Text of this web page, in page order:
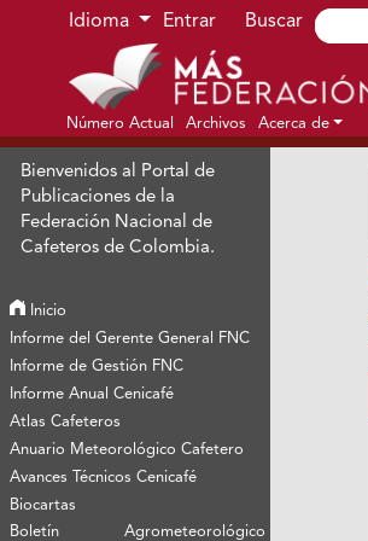
Ir al menú de navegación principal
Ir al contenido principal
Ir al pie de página del sitio
Idioma Entrar Buscar
Número Actual Archivos Acerca de
Bienvenidos al Portal de
Publicaciones de la
Federación Nacional de
Cafeteros de Colombia.
Inicio
Informe del Gerente General FNC
Informe de Gestión FNC
Informe Anual Cenicafé
Atlas Cafeteros
Anuario Meteorológico Cafetero
Avances Técnicos Cenicafé
Biocartas
Boletín Agrometeorológico